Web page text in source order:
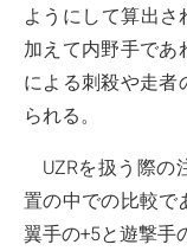
ようにして算出
加えて内野手であ
による刺殺や走
られる。
UZRを扱う際
置の中での比較で
翼手の+5と遊撃手